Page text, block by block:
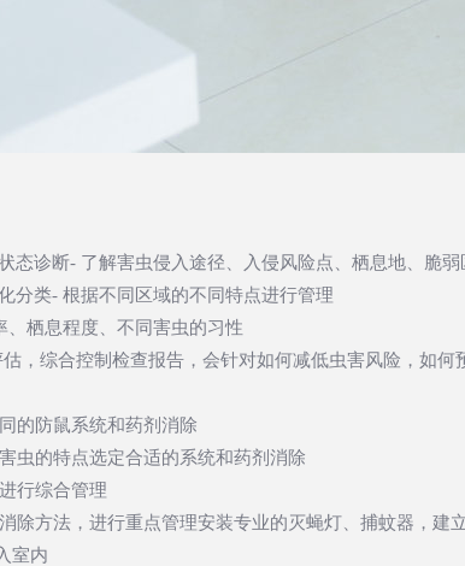
态诊断- 了解害虫侵入途径、入侵风险点、栖息地、脆弱
分类- 根据不同区域的不同特点进行管理
栖息程度、不同害虫的习性
，综合控制检查报告，会针对如何减低虫害风险，如何
的防鼠系统和药剂消除
虫的特点选定合适的系统和药剂消除
行综合管理
除方法，进行重点管理安装专业的灭蝇灯、捕蚊器，建
室内